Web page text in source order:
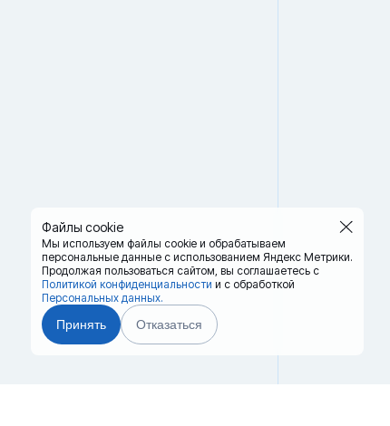
Файлы cookie
Мы используем файлы cookie и обрабатываем
персональные данные с использованием Яндекс Метрики.
Продолжая пользоваться сайтом, вы соглашаетесь с
Политикой конфиденциальности и с обработкой
Персональных данных.
Принять Отказаться